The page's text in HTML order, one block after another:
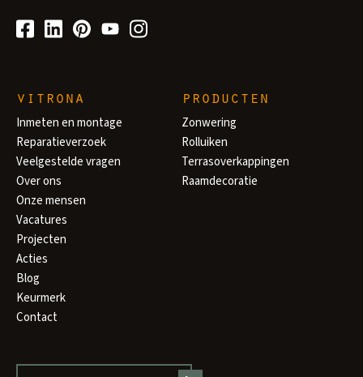
vitrona
Inmeten en montage
Reparatieverzoek
Veelgestelde vragen
Over ons
Onze mensen
Vacatures
Projecten
Acties
Blog
Keurmerk
Contact
producten
Zonwering
Rolluiken
Terrasoverkappingen
Raamdecoratie